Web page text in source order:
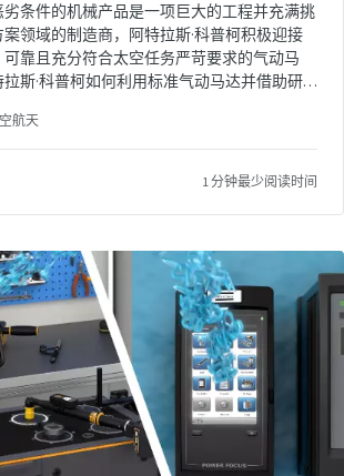
条件的机械产品是一项巨大的工程并充满挑
领域的制造商，阿特拉斯·科普柯积极迎接
靠且充分符合太空任务严苛要求的气动马
斯·科普柯如何利用标准气动马达并借助研
航天
1 分钟最少阅读时间